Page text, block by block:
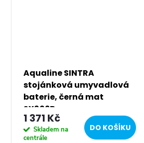
Aqualine SINTRA
stojánková umyvadlová
baterie, černá mat
SX002B
1 371 Kč
Skladem na
centrále
DO KOŠÍKU